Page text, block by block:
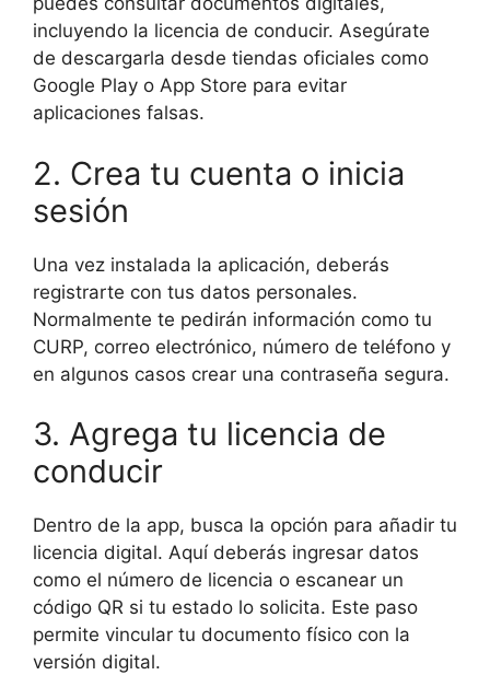
incluyendo la licencia de conducir. Asegúrate
de descargarla desde tiendas oficiales como
Google Play o App Store para evitar
aplicaciones falsas.
2. Crea tu cuenta o inicia
sesión
Una vez instalada la aplicación, deberás
registrarte con tus datos personales.
Normalmente te pedirán información como tu
CURP, correo electrónico, número de teléfono y
en algunos casos crear una contraseña segura.
3. Agrega tu licencia de
conducir
Dentro de la app, busca la opción para añadir tu
licencia digital. Aquí deberás ingresar datos
como el número de licencia o escanear un
código QR si tu estado lo solicita. Este paso
permite vincular tu documento físico con la
versión digital.